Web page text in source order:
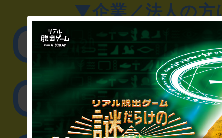
▼企業／法人の方
リアル脱出ゲーム制作
取材に関するお